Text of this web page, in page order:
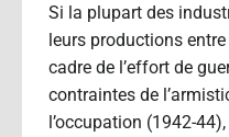
Si la plupart des
leurs productions
cadre de l’effort de
contraintes de
l’occupation (1942-